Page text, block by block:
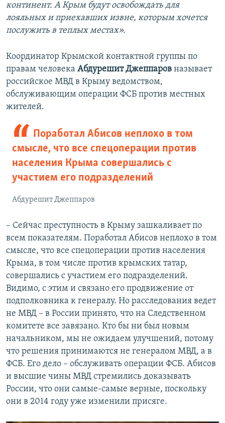
континент. А Крым будут освобождать для
лояльных и приехавших извне, которым хочется
послужить в теплых местах».
Координатор Крымской контактной группы по
правам человека Абдурешит Джеппаров называет
российское МВД в Крыму ведомством,
обслуживающим операции ФСБ против местных
жителей.
Поработал Абисов неплохо в том
смысле, что все спецоперации против
населения Крыма совершались с
участием его подразделений
Абдурешит Джеппаров
– Сейчас преступность в Крыму зашкаливает по
всем показателям. Поработал Абисов неплохо в том
смысле, что все спецоперации против населения
Крыма, в том числе против крымских татар,
совершались с участием его подразделений.
Видимо, с этим и связано его продвижение от
подполковника к генералу. Но расследования ведет
не МВД – в России принято, что на Следственном
комитете все завязано. Кто бы ни был новым
начальником, мы не ожидаем улучшений, потому
что решения принимаются не генералом МВД, а в
ФСБ. Его дело – обслуживать операции ФСБ. Абисов
и высшие чины МВД стремились доказывать
России, что они самые-самые верные, поскольку
они в 2014 году уже изменили присяге.